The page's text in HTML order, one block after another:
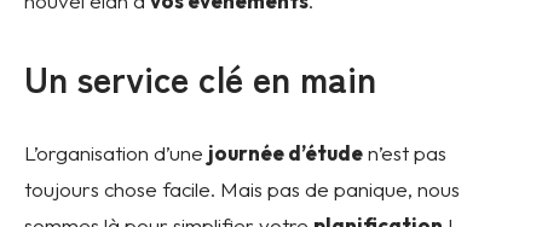
Un service clé en main
L’organisation d’une journée d’étuden’est pas
toujours chose facile. Mais pas de panique, nous